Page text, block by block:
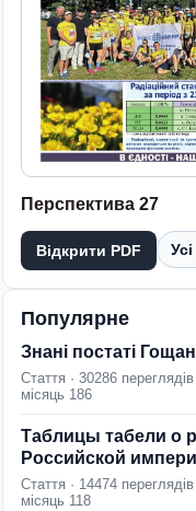
Перспектива 27
Відкрити PDF
Популярне
Знані постаті
Стаття · 30286
місяць 186
Таблицы табели о
Российской
Стаття · 14474
місяць 118